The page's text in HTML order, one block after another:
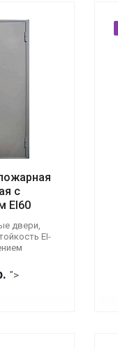
с
EI60
двери,
EI-
">